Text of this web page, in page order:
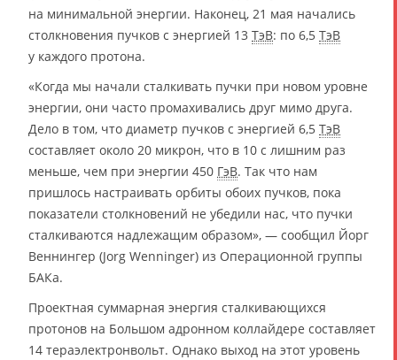
на минимальной энергии. Наконец, 21 мая начались
столкновения пучков с энергией 13 ТэВ: по 6,5 ТэВ
у каждого протона.
«Когда мы начали сталкивать пучки при новом уровне
энергии, они часто промахивались друг мимо друга.
Дело в том, что диаметр пучков с энергией 6,5 ТэВ
составляет около 20 микрон, что в 10 с лишним раз
меньше, чем при энергии 450 ГэВ. Так что нам
пришлось настраивать орбиты обоих пучков, пока
показатели столкновений не убедили нас, что пучки
сталкиваются надлежащим образом», — сообщил Йорг
Веннингер (Jorg Wenninger) из Операционной группы
БАКа.
Проектная суммарная энергия сталкивающихся
протонов на Большом адронном коллайдере составляет
14 тераэлектронвольт. Однако выход на этот уровень